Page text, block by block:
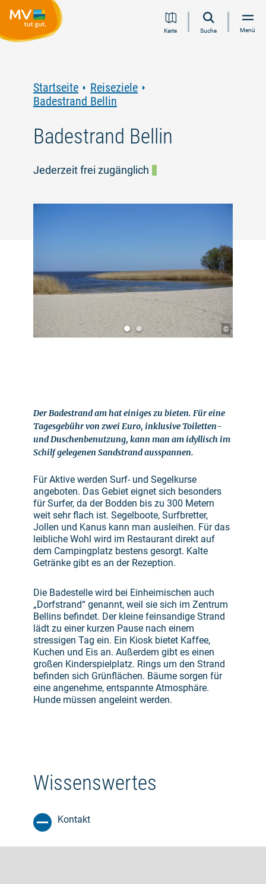
Inhalt
Navigation
Volltextsuche
FooterKarte Suche Menü
Startseite
Reiseziele
Badestrand Bellin
Badestrand Bellin
Jederzeit frei zugänglich
©
Der Badestrand am hat einiges zu bieten. Für eine
Tagesgebühr von zwei Euro, inklusive Toiletten-
und Duschenbenutzung, kann man am idyllisch im
Schilf gelegenen Sandstrand ausspannen.
Für Aktive werden Surf- und Segelkurse
angeboten. Das Gebiet eignet sich besonders
für Surfer, da der Bodden bis zu 300 Metern
weit sehr flach ist. Segelboote, Surfbretter,
Jollen und Kanus kann man ausleihen. Für das
leibliche Wohl wird im Restaurant direkt auf
dem Campingplatz bestens gesorgt. Kalte
Getränke gibt es an der Rezeption.
Die Badestelle wird bei Einheimischen auch
„Dorfstrand“ genannt, weil sie sich im Zentrum
Bellins befindet. Der kleine feinsandige Strand
lädt zu einer kurzen Pause nach einem
stressigen Tag ein. Ein Kiosk bietet Kaffee,
Kuchen und Eis an. Außerdem gibt es einen
großen Kinderspielplatz. Rings um den Strand
befinden sich Grünflächen. Bäume sorgen für
eine angenehme, entspannte Atmosphäre.
Hunde müssen angeleint werden.
Wissenswertes
Kontakt